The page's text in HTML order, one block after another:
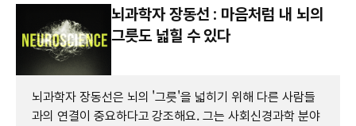
뇌과학자 장동선 : 마음처럼 내 뇌의
그릇도 넓힐 수 있다
뇌과학자 장동선은 뇌의 '그릇'을 넓히기 위해 다른 사람들
과의 연결이 중요하다고 강조해요. 그는 사회신경과학 분야